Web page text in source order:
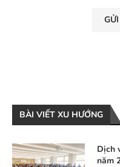
BÀI VIẾT XU HƯỚNG
Dịch
năm